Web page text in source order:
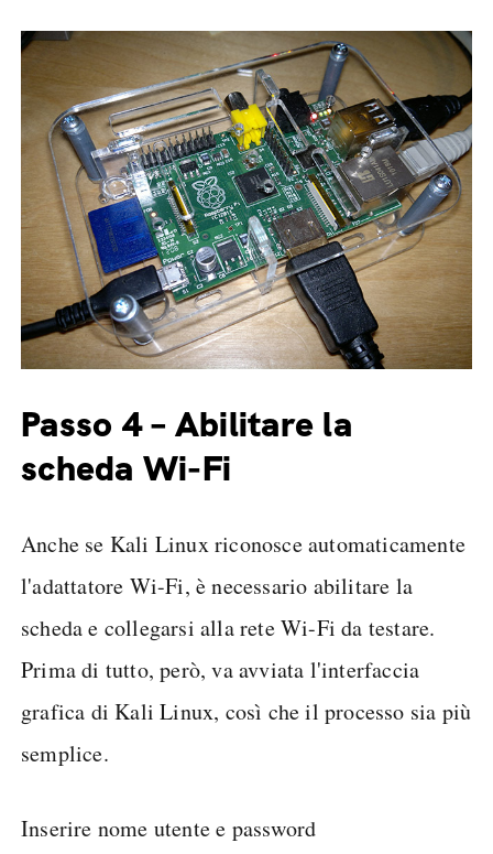
Passo 4 – Abilitare la
scheda Wi-Fi
Anche se Kali Linux riconosce automaticamente
l'adattatore Wi-Fi, è necessario abilitare la
scheda e collegarsi alla rete Wi-Fi da testare.
Prima di tutto, però, va avviata l'interfaccia
grafica di Kali Linux, così che il processo sia più
semplice.
Inserire nome utente e password